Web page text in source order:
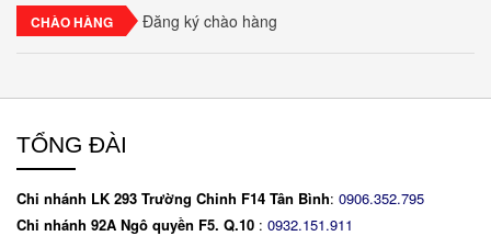
CHÀO HÀNG Đăng ký chào hàng
TỔNG ĐÀI
Chi nhánh LK 293 Trường Chinh F14 Tân Bình: 0906.352.795
Chi nhánh 92A Ngô quyền F5. Q.10 : 0932.151.911